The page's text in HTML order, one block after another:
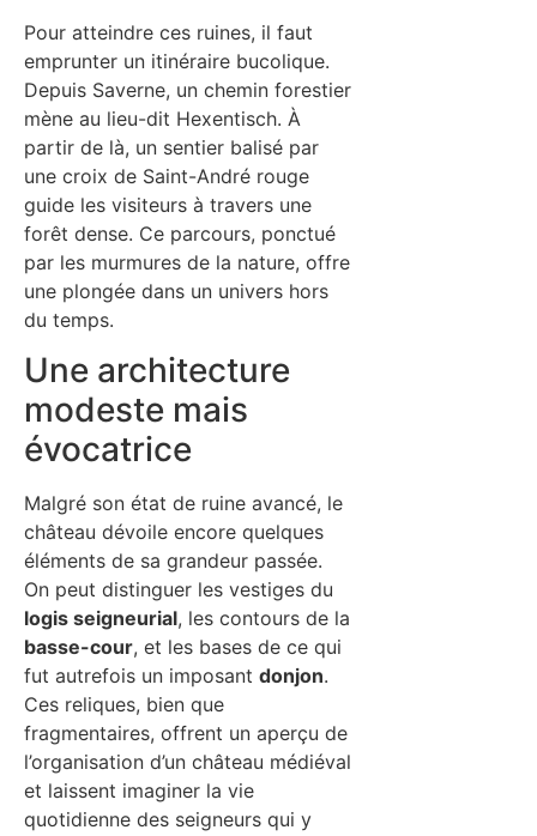
Pour atteindre ces ruines, il faut
emprunter un itinéraire bucolique.
Depuis Saverne, un chemin forestier
mène au lieu-dit Hexentisch. À
partir de là, un sentier balisé par
une croix de Saint-André rouge
guide les visiteurs à travers une
forêt dense. Ce parcours, ponctué
par les murmures de la nature, offre
une plongée dans un univers hors
du temps.
Une architecture
modeste mais
évocatrice
Malgré son état de ruine avancé, le
château dévoile encore quelques
éléments de sa grandeur passée.
On peut distinguer les vestiges du
logis seigneurial, les contours de la
basse-cour, et les bases de ce qui
fut autrefois un imposant donjon.
Ces reliques, bien que
fragmentaires, offrent un aperçu de
l’organisation d’un château médiéval
et laissent imaginer la vie
quotidienne des seigneurs qui y